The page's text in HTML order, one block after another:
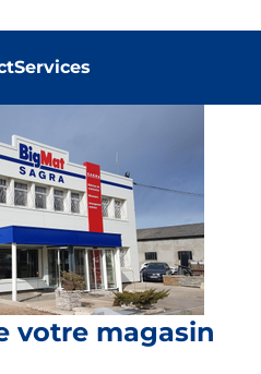
Services
votre magasin